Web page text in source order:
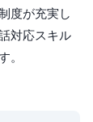
度が充実し
対応スキル
。